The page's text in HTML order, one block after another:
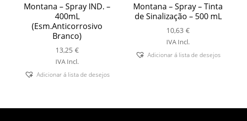
Montana – Spray IND. –
400mL
(Esm.Anticorrosivo
Branco)
13,25€
IVA Incl.
Adicionar á lista de desejos
Montana – Spray – Tinta
de Sinalização – 500 mL
10,63€
IVA Incl.
Adicionar á lista de desejos